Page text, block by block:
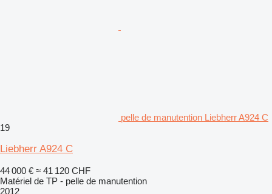
pelle de manutention Liebherr A924 C
19
Liebherr A924 C
44 000 € ≈ 41 120 CHF
Matériel de TP - pelle de manutention
2012